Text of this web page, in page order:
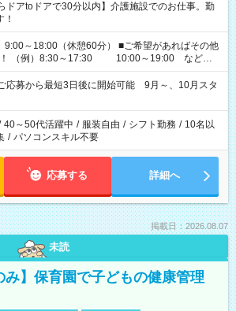
ドアtoドアで30分以内】介護施設でのお仕事。勤
18:00（休憩60分） ■ご希望があればその他
！ （例）8:30～17:30 10:00～19:00 など
みを合わせたい」 「余裕を持って夕飯の準備がし
れば残業はしたくない」 など、ご希望があれば教
のお仕事で希望
と、もう1つのお仕事の勤務時間。 合計で週40時
合は応募できません
募から最短3日後に開始可能 9月～、10月スタ
40～50代活躍中 / 服装自由 / シフト勤務 / 10名以
/ パソコンスキル不要
応募する 詳細へ
掲載日：2026.08.07
未読
み】保育園で子どもの健康管理